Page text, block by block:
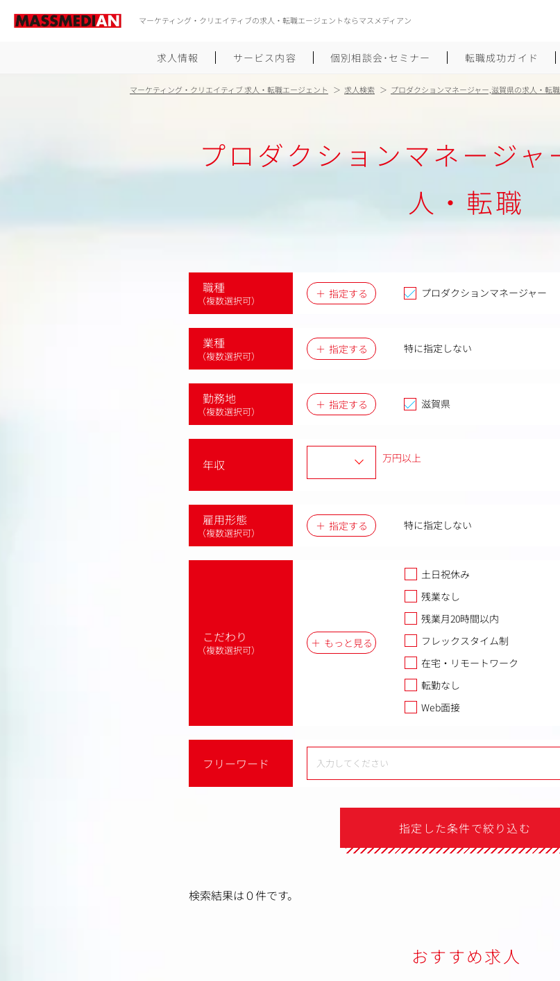
マーケティング・クリエイティブの求人・転職エージェントならマスメディアン
求人情報 サービス内容 個別相談会･セミナー 転職成功ガイド
履歴書のつくり方
ポートフォリオのつくり方
大手広告会社へ
しゅふクリ･ママ
マーケティング・クリエイティブ 求人・転職エージェント 求人検索 プロダクションマネージャー,滋賀県の求人・転職
プロダクションマネージ
人・転職
職種
（複数選択可）
指定する プロダクションマネージャー
業種
（複数選択可）
指定する 特に指定しない
勤務地
（複数選択可）
指定する 滋賀県
年収 万円以上
雇用形態
（複数選択可）
指定する 特に指定しない
こだわり
（複数選択可）
もっと見る
土日祝休み
残業なし
残業月20時間以内
フレックスタイム制
在宅・リモートワーク
転勤なし
Web面接
フリーワード
指定した条件で絞り込む
検索結果は０件です。
おすすめ求人